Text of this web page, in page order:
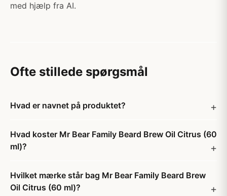
med hjælp fra AI.
Ofte stillede spørgsmål
Hvad er navnet på produktet?
Hvad koster Mr Bear Family Beard Brew Oil Citrus (60
ml)?
Hvilket mærke står bag Mr Bear Family Beard Brew
Oil Citrus (60 ml)?